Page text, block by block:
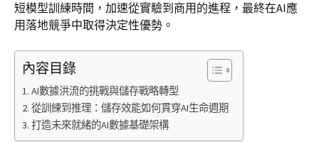
短模型訓練時間，加速從實驗到商用的進程，最終在AI應
用落地競爭中取得決定性優勢。
內容目錄
AI數據洪流的挑戰與儲存戰略轉型
從訓練到推理：儲存效能如何貫穿AI生命週期
打造未來就緒的AI數據基礎架構